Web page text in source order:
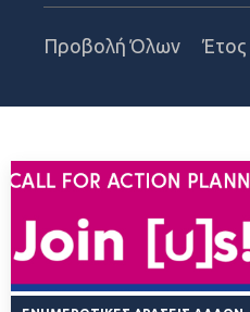
Προβολή Όλων Έτος